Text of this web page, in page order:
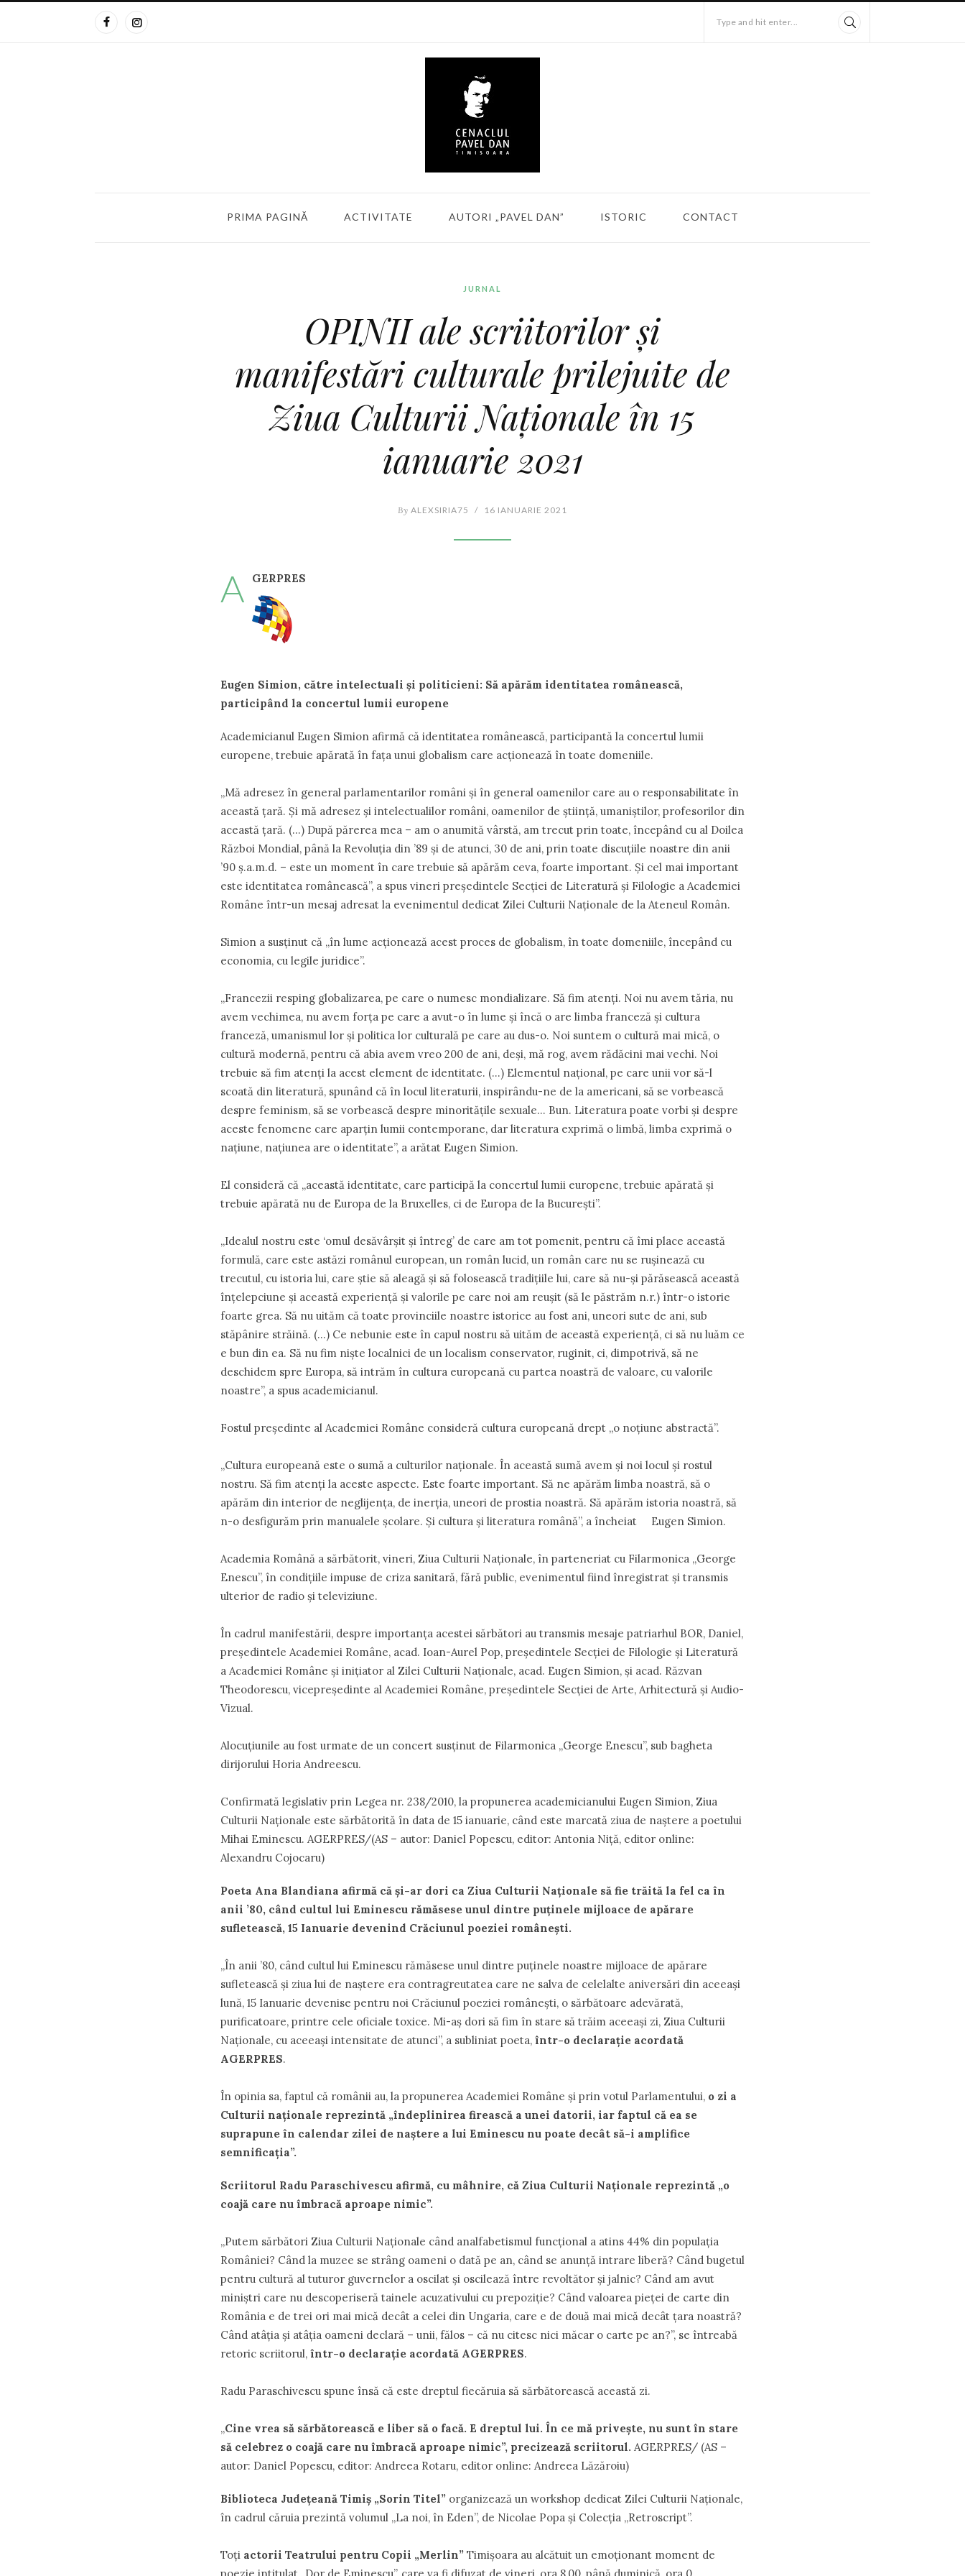
Type and hit enter...
PRIMA PAGINĂ ACTIVITATE AUTORI „PAVEL DAN” ISTORIC CONTACT
JURNAL
OPINII ale scriitorilor și
manifestări culturale prilejuite de
Ziua Culturii Naționale în 15
ianuarie 2021
By ALEXSIRIA75 / 16 IANUARIE 2021
A GERPRES
Eugen Simion, către intelectuali şi politicieni: Să apărăm identitatea românească,
participând la concertul lumii europene
Academicianul Eugen Simion afirmă că identitatea românească, participantă la concertul lumii
europene, trebuie apărată în faţa unui globalism care acţionează în toate domeniile.
„Mă adresez în general parlamentarilor români şi în general oamenilor care au o responsabilitate în
această ţară. Şi mă adresez şi intelectualilor români, oamenilor de ştiinţă, umaniştilor, profesorilor din
această ţară. (…) După părerea mea – am o anumită vârstă, am trecut prin toate, începând cu al Doilea
Război Mondial, până la Revoluţia din ’89 şi de atunci, 30 de ani, prin toate discuţiile noastre din anii
’90 ş.a.m.d. – este un moment în care trebuie să apărăm ceva, foarte important. Şi cel mai important
este identitatea românească”, a spus vineri preşedintele Secţiei de Literatură şi Filologie a Academiei
Române într-un mesaj adresat la evenimentul dedicat Zilei Culturii Naţionale de la Ateneul Român.
Simion a susţinut că „în lume acţionează acest proces de globalism, în toate domeniile, începând cu
economia, cu legile juridice”.
„Francezii resping globalizarea, pe care o numesc mondializare. Să fim atenţi. Noi nu avem tăria, nu
avem vechimea, nu avem forţa pe care a avut-o în lume şi încă o are limba franceză şi cultura
franceză, umanismul lor şi politica lor culturală pe care au dus-o. Noi suntem o cultură mai mică, o
cultură modernă, pentru că abia avem vreo 200 de ani, deşi, mă rog, avem rădăcini mai vechi. Noi
trebuie să fim atenţi la acest element de identitate. (…) Elementul naţional, pe care unii vor să-l
scoată din literatură, spunând că în locul literaturii, inspirându-ne de la americani, să se vorbească
despre feminism, să se vorbească despre minorităţile sexuale… Bun. Literatura poate vorbi şi despre
aceste fenomene care aparţin lumii contemporane, dar literatura exprimă o limbă, limba exprimă o
naţiune, naţiunea are o identitate”, a arătat Eugen Simion.
El consideră că „această identitate, care participă la concertul lumii europene, trebuie apărată şi
trebuie apărată nu de Europa de la Bruxelles, ci de Europa de la Bucureşti”.
„Idealul nostru este ‘omul desăvârşit şi întreg’ de care am tot pomenit, pentru că îmi place această
formulă, care este astăzi românul european, un român lucid, un român care nu se ruşinează cu
trecutul, cu istoria lui, care ştie să aleagă şi să folosească tradiţiile lui, care să nu-şi părăsească această
înţelepciune şi această experienţă şi valorile pe care noi am reuşit (să le păstrăm n.r.) într-o istorie
foarte grea. Să nu uităm că toate provinciile noastre istorice au fost ani, uneori sute de ani, sub
stăpânire străină. (…) Ce nebunie este în capul nostru să uităm de această experienţă, ci să nu luăm ce
e bun din ea. Să nu fim nişte localnici de un localism conservator, ruginit, ci, dimpotrivă, să ne
deschidem spre Europa, să intrăm în cultura europeană cu partea noastră de valoare, cu valorile
noastre”, a spus academicianul.
Fostul preşedinte al Academiei Române consideră cultura europeană drept „o noţiune abstractă”.
„Cultura europeană este o sumă a culturilor naţionale. În această sumă avem şi noi locul şi rostul
nostru. Să fim atenţi la aceste aspecte. Este foarte important. Să ne apărăm limba noastră, să o
apărăm din interior de neglijenţa, de inerţia, uneori de prostia noastră. Să apărăm istoria noastră, să
n-o desfigurăm prin manualele şcolare. Şi cultura şi literatura română”, a încheiat Eugen Simion.
Academia Română a sărbătorit, vineri, Ziua Culturii Naţionale, în parteneriat cu Filarmonica „George
Enescu”, în condiţiile impuse de criza sanitară, fără public, evenimentul fiind înregistrat şi transmis
ulterior de radio şi televiziune.
În cadrul manifestării, despre importanţa acestei sărbători au transmis mesaje patriarhul BOR, Daniel,
preşedintele Academiei Române, acad. Ioan-Aurel Pop, preşedintele Secţiei de Filologie şi Literatură
a Academiei Române şi iniţiator al Zilei Culturii Naţionale, acad. Eugen Simion, şi acad. Răzvan
Theodorescu, vicepreşedinte al Academiei Române, preşedintele Secţiei de Arte, Arhitectură şi Audio-
Vizual.
Alocuţiunile au fost urmate de un concert susţinut de Filarmonica „George Enescu”, sub bagheta
dirijorului Horia Andreescu.
Confirmată legislativ prin Legea nr. 238/2010, la propunerea academicianului Eugen Simion, Ziua
Culturii Naţionale este sărbătorită în data de 15 ianuarie, când este marcată ziua de naştere a poetului
Mihai Eminescu. AGERPRES/(AS – autor: Daniel Popescu, editor: Antonia Niţă, editor online:
Alexandru Cojocaru)
Poeta Ana Blandiana afirmă că şi-ar dori ca Ziua Culturii Naţionale să fie trăită la fel ca în
anii ’80, când cultul lui Eminescu rămăsese unul dintre puţinele mijloace de apărare
sufletească, 15 Ianuarie devenind Crăciunul poeziei româneşti.
„În anii ’80, când cultul lui Eminescu rămăsese unul dintre puţinele noastre mijloace de apărare
sufletească şi ziua lui de naştere era contragreutatea care ne salva de celelalte aniversări din aceeaşi
lună, 15 Ianuarie devenise pentru noi Crăciunul poeziei româneşti, o sărbătoare adevărată,
purificatoare, printre cele oficiale toxice. Mi-aş dori să fim în stare să trăim aceeaşi zi, Ziua Culturii
Naţionale, cu aceeaşi intensitate de atunci”, a subliniat poeta, într-o declaraţie acordată
AGERPRES.
În opinia sa, faptul că românii au, la propunerea Academiei Române şi prin votul Parlamentului, o zi a
Culturii naţionale reprezintă „îndeplinirea firească a unei datorii, iar faptul că ea se
suprapune în calendar zilei de naştere a lui Eminescu nu poate decât să-i amplifice
semnificaţia”.
Scriitorul Radu Paraschivescu afirmă, cu mâhnire, că Ziua Culturii Naţionale reprezintă „o
coajă care nu îmbracă aproape nimic”.
„Putem sărbători Ziua Culturii Naţionale când analfabetismul funcţional a atins 44% din populaţia
României? Când la muzee se strâng oameni o dată pe an, când se anunţă intrare liberă? Când bugetul
pentru cultură al tuturor guvernelor a oscilat şi oscilează între revoltător şi jalnic? Când am avut
miniştri care nu descoperiseră tainele acuzativului cu prepoziţie? Când valoarea pieţei de carte din
România e de trei ori mai mică decât a celei din Ungaria, care e de două mai mică decât ţara noastră?
Când atâţia şi atâţia oameni declară – unii, fălos – că nu citesc nici măcar o carte pe an?”, se întreabă
retoric scriitorul, într-o declaraţie acordată AGERPRES.
Radu Paraschivescu spune însă că este dreptul fiecăruia să sărbătorească această zi.
„Cine vrea să sărbătorească e liber să o facă. E dreptul lui. În ce mă priveşte, nu sunt în stare
să celebrez o coajă care nu îmbracă aproape nimic”, precizează scriitorul. AGERPRES/ (AS –
autor: Daniel Popescu, editor: Andreea Rotaru, editor online: Andreea Lăzăroiu)
Biblioteca Judeţeană Timiş „Sorin Titel” organizează un workshop dedicat Zilei Culturii Naţionale,
în cadrul căruia prezintă volumul „La noi, în Eden”, de Nicolae Popa şi Colecţia „Retroscript”.
Toţi actorii Teatrului pentru Copii „Merlin” Timişoara au alcătuit un emoţionant moment de